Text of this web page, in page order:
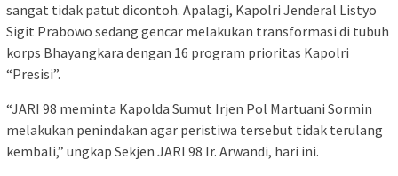
sangat tidak patut dicontoh. Apalagi, Kapolri Jenderal Listyo
Sigit Prabowo sedang gencar melakukan transformasi di tubuh
korps Bhayangkara dengan 16 program prioritas Kapolri
“Presisi”.
“JARI 98 meminta Kapolda Sumut Irjen Pol Martuani Sormin
melakukan penindakan agar peristiwa tersebut tidak terulang
kembali,” ungkap Sekjen JARI 98 Ir. Arwandi, hari ini.